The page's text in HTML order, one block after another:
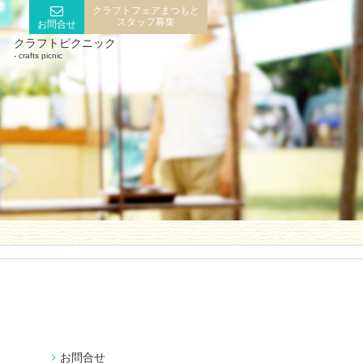
クラフトピクニック
crafts picnic
お問合せ
クラフトフェアまつもと
スタッフ募集
お問合せ